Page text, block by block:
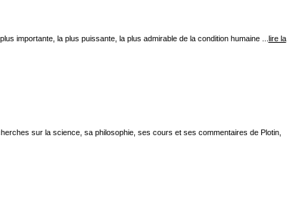
importante, la plus puissante, la plus admirable de la condition humaine ... lire la
sur la science, sa philosophie, ses cours et ses commentaires de Plotin,